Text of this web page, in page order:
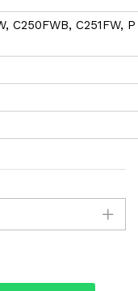
C250FWB, C251FW, P